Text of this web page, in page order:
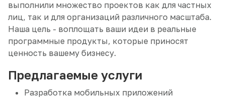
выполнили множество проектов как для частных
лиц, так и для организаций различного масштаба.
Наша цель - воплощать ваши идеи в реальные
программные продукты, которые приносят
ценность вашему бизнесу.
Предлагаемые услуги
Разработка мобильных приложений